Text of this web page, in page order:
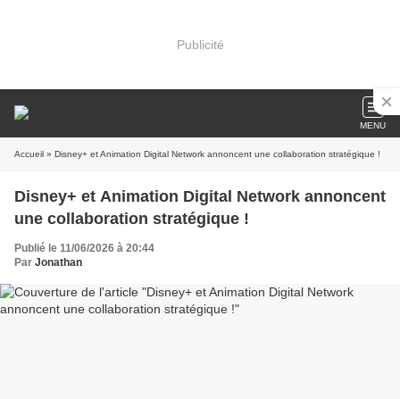
Publicité
MENU
Accueil » Disney+ et Animation Digital Network annoncent une collaboration stratégique !
Disney+ et Animation Digital Network annoncent
une collaboration stratégique !
Publié le 11/06/2026 à 20:44
Par Jonathan